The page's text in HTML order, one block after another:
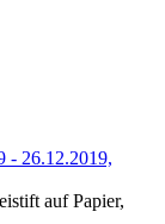
auf Papier,